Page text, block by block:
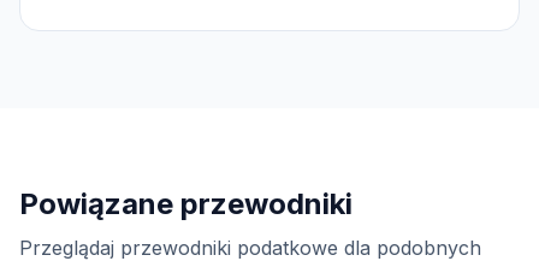
Powiązane przewodniki
Przeglądaj przewodniki podatkowe dla podobnych